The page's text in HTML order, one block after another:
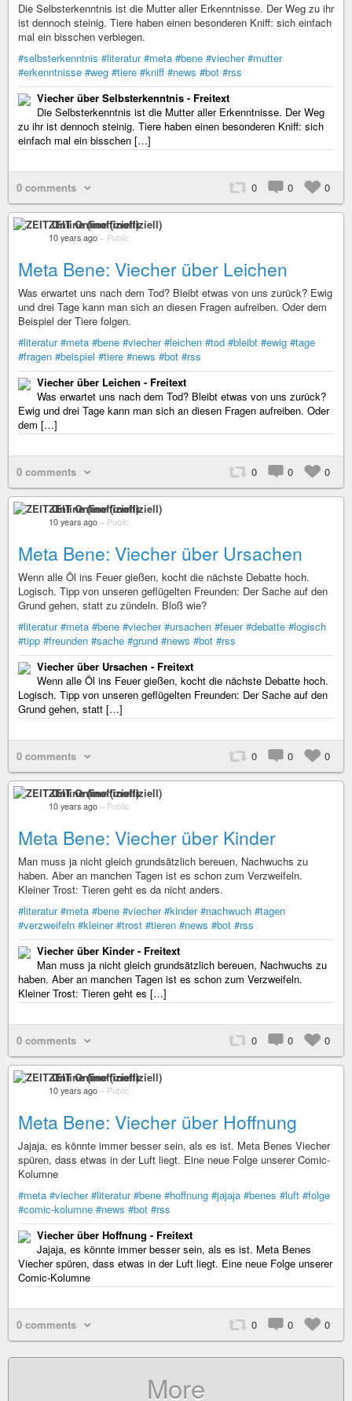
Die Selbsterkenntnis ist die Mutter aller Erkenntnisse. Der Weg zu ihr
ist dennoch steinig. Tiere haben einen besonderen Kniff: sich einfach
mal ein bisschen verbiegen.
#selbsterkenntnis #literatur #meta #bene #viecher #mutter
#erkenntnisse #weg #tiere #kniff #news #bot #rss
Viecher über Selbsterkenntnis - Freitext
Die Selbsterkenntnis ist die Mutter aller Erkenntnisse. Der Weg
zu ihr ist dennoch steinig. Tiere haben einen besonderen Kniff: sich
einfach mal ein bisschen […]
0 comments 0 0 0
ZEIT Online (inoffiziell)
10 years ago – Public
Meta Bene: Viecher über Leichen
Was erwartet uns nach dem Tod? Bleibt etwas von uns zurück? Ewig
und drei Tage kann man sich an diesen Fragen aufreiben. Oder dem
Beispiel der Tiere folgen.
#literatur #meta #bene #viecher #leichen #tod #bleibt #ewig #tage
#fragen #beispiel #tiere #news #bot #rss
Viecher über Leichen - Freitext
Was erwartet uns nach dem Tod? Bleibt etwas von uns zurück?
Ewig und drei Tage kann man sich an diesen Fragen aufreiben. Oder
dem […]
0 comments 0 0 0
ZEIT Online (inoffiziell)
10 years ago – Public
Meta Bene: Viecher über Ursachen
Wenn alle Öl ins Feuer gießen, kocht die nächste Debatte hoch.
Logisch. Tipp von unseren geflügelten Freunden: Der Sache auf den
Grund gehen, statt zu zündeln. Bloß wie?
#literatur #meta #bene #viecher #ursachen #feuer #debatte #logisch
#tipp #freunden #sache #grund #news #bot #rss
Viecher über Ursachen - Freitext
Wenn alle Öl ins Feuer gießen, kocht die nächste Debatte hoch.
Logisch. Tipp von unseren geflügelten Freunden: Der Sache auf den
Grund gehen, statt […]
0 comments 0 0 0
ZEIT Online (inoffiziell)
10 years ago – Public
Meta Bene: Viecher über Kinder
Man muss ja nicht gleich grundsätzlich bereuen, Nachwuchs zu
haben. Aber an manchen Tagen ist es schon zum Verzweifeln.
Kleiner Trost: Tieren geht es da nicht anders.
#literatur #meta #bene #viecher #kinder #nachwuch #tagen
#verzweifeln #kleiner #trost #tieren #news #bot #rss
Viecher über Kinder - Freitext
Man muss ja nicht gleich grundsätzlich bereuen, Nachwuchs zu
haben. Aber an manchen Tagen ist es schon zum Verzweifeln.
Kleiner Trost: Tieren geht es […]
0 comments 0 0 0
ZEIT Online (inoffiziell)
10 years ago – Public
Meta Bene: Viecher über Hoffnung
Jajaja, es könnte immer besser sein, als es ist. Meta Benes Viecher
spüren, dass etwas in der Luft liegt. Eine neue Folge unserer Comic-
Kolumne
#meta #viecher #literatur #bene #hoffnung #jajaja #benes #luft #folge
#comic-kolumne #news #bot #rss
Viecher über Hoffnung - Freitext
Jajaja, es könnte immer besser sein, als es ist. Meta Benes
Viecher spüren, dass etwas in der Luft liegt. Eine neue Folge unserer
Comic-Kolumne
0 comments 0 0 0
More